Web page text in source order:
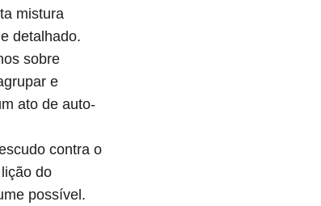
mistura
detalhado.
sobre
e
ato de auto-
contra o
do
possível.